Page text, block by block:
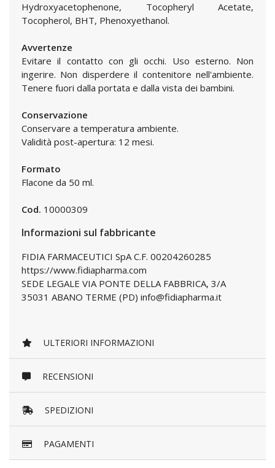
Hydroxyacetophenone, Tocopheryl Acetate,
Tocopherol, BHT, Phenoxyethanol.
Avvertenze
Evitare il contatto con gli occhi. Uso esterno. Non
ingerire. Non disperdere il contenitore nell'ambiente.
Tenere fuori dalla portata e dalla vista dei bambini.
Conservazione
Conservare a temperatura ambiente.
Validità post-apertura: 12 mesi.
Formato
Flacone da 50 ml.
Cod. 10000309
Informazioni sul fabbricante
FIDIA FARMACEUTICI SpA C.F. 00204260285
https://www.fidiapharma.com
SEDE LEGALE VIA PONTE DELLA FABBRICA, 3/A
35031 ABANO TERME (PD) info@fidiapharma.it
ULTERIORI INFORMAZIONI
RECENSIONI
SPEDIZIONI
PAGAMENTI